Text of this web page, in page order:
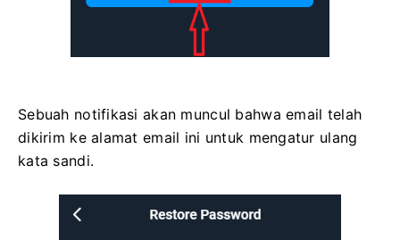
Sebuah notifikasi akan muncul bahwa email telah
dikirim ke alamat email ini untuk mengatur ulang
kata sandi.